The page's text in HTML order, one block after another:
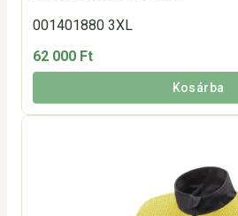
001401880 3XL
62 000 Ft
Kosárba